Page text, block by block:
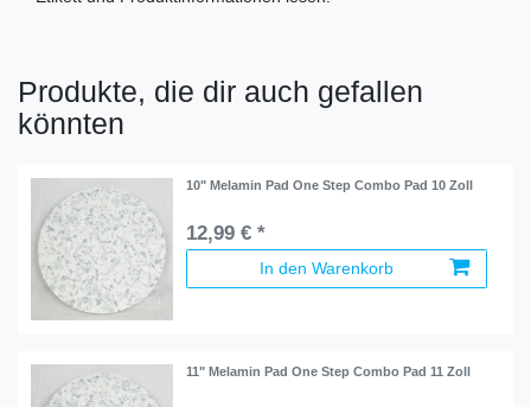
Produkte, die dir auch gefallen
könnten
10" Melamin Pad One Step Combo Pad 10 Zoll
12,99 € *
In den Warenkorb
11" Melamin Pad One Step Combo Pad 11 Zoll